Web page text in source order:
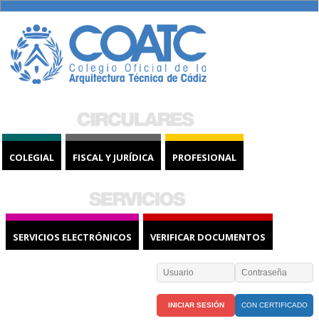
COLEGIAL FISCAL Y JURÍDICA PROFESIONAL
SERVICIOS ELECTRÓNICOS VERIFICAR DOCUMENTOS
CON CERTIFICADO